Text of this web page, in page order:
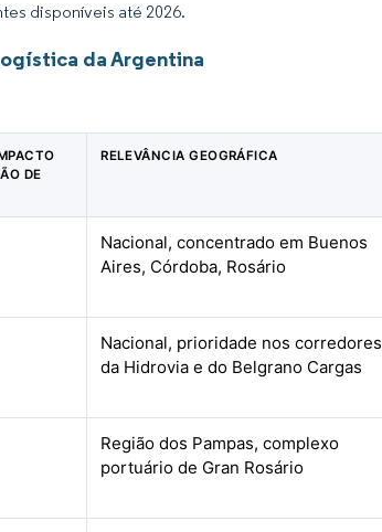
disponíveis até 2026.
da Argentina
DE
RELEVÂNCIA GEOGRÁFICA
Nacional, concentrado em Buenos
Aires, Córdoba, Rosário
Nacional, prioridade nos corredores
da Hidrovia e do Belgrano Cargas
Região dos Pampas, complexo
portuário de Gran Rosário